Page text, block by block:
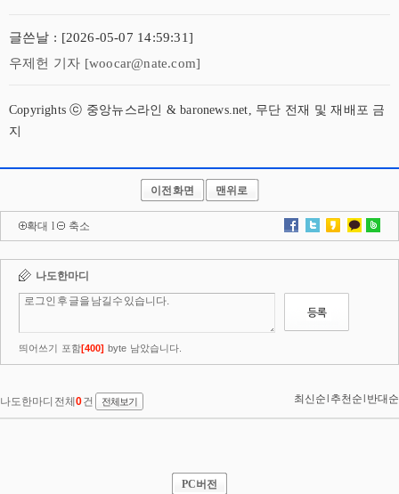
글쓴날 : [2026-05-07 14:59:31]
우제헌 기자 [woocar@nate.com]
Copyrights ⓒ 중앙뉴스라인 & baronews.net, 무단 전재 및 재배포 금
지
이전화면 맨위로
확대 l 축소
PC버전